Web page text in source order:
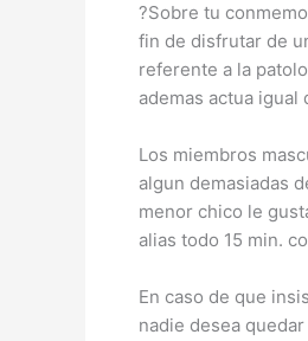
?Sobre tu
fin de disfrutar de
referente a la
ademas actua
Los miembros
algun demasiadas
menor chico le
alias todo 15 min.
En caso de que
nadie desea